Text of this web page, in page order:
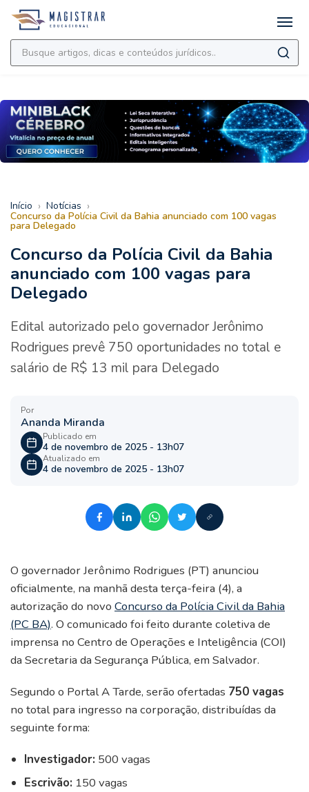
Início › Notícias ›
Concurso da Polícia Civil da Bahia anunciado com 100 vagas
para Delegado
Concurso da Polícia Civil da Bahia
anunciado com 100 vagas para
Delegado
Edital autorizado pelo governador Jerônimo
Rodrigues prevê 750 oportunidades no total e
salário de R$ 13 mil para Delegado
Por
Ananda Miranda
Publicado em
4 de novembro de 2025 - 13h07
Atualizado em
4 de novembro de 2025 - 13h07
O governador Jerônimo Rodrigues (PT) anunciou
oficialmente, na manhã desta terça-feira (4), a
autorização do novo Concurso da Polícia Civil da Bahia
(PC BA). O comunicado foi feito durante coletiva de
imprensa no Centro de Operações e Inteligência (COI)
da Secretaria da Segurança Pública, em Salvador.
Segundo o Portal A Tarde, serão ofertadas 750 vagas
no total para ingresso na corporação, distribuídas da
seguinte forma:
Investigador: 500 vagas
Escrivão: 150 vagas